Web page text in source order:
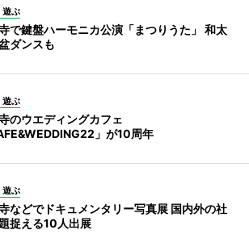
遊ぶ
で鍵盤ハーモニカ公演「まつりうた」 和太
ダンスも
遊ぶ
のウエディングカフェ
」が10周年
遊ぶ
などでドキュメンタリー写真展 国内外の社
捉える10人出展